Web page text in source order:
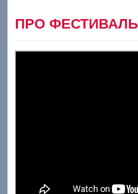
ПРО ФЕСТИВАЛЬ